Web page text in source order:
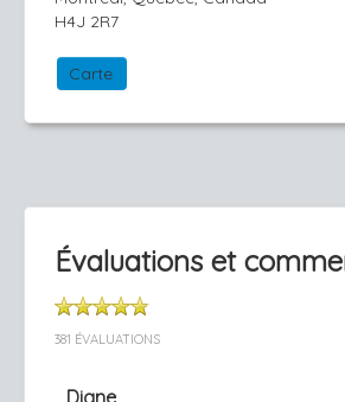
H4J 2R7
Carte
Évaluations et
381 ÉVALUATIONS
Diane